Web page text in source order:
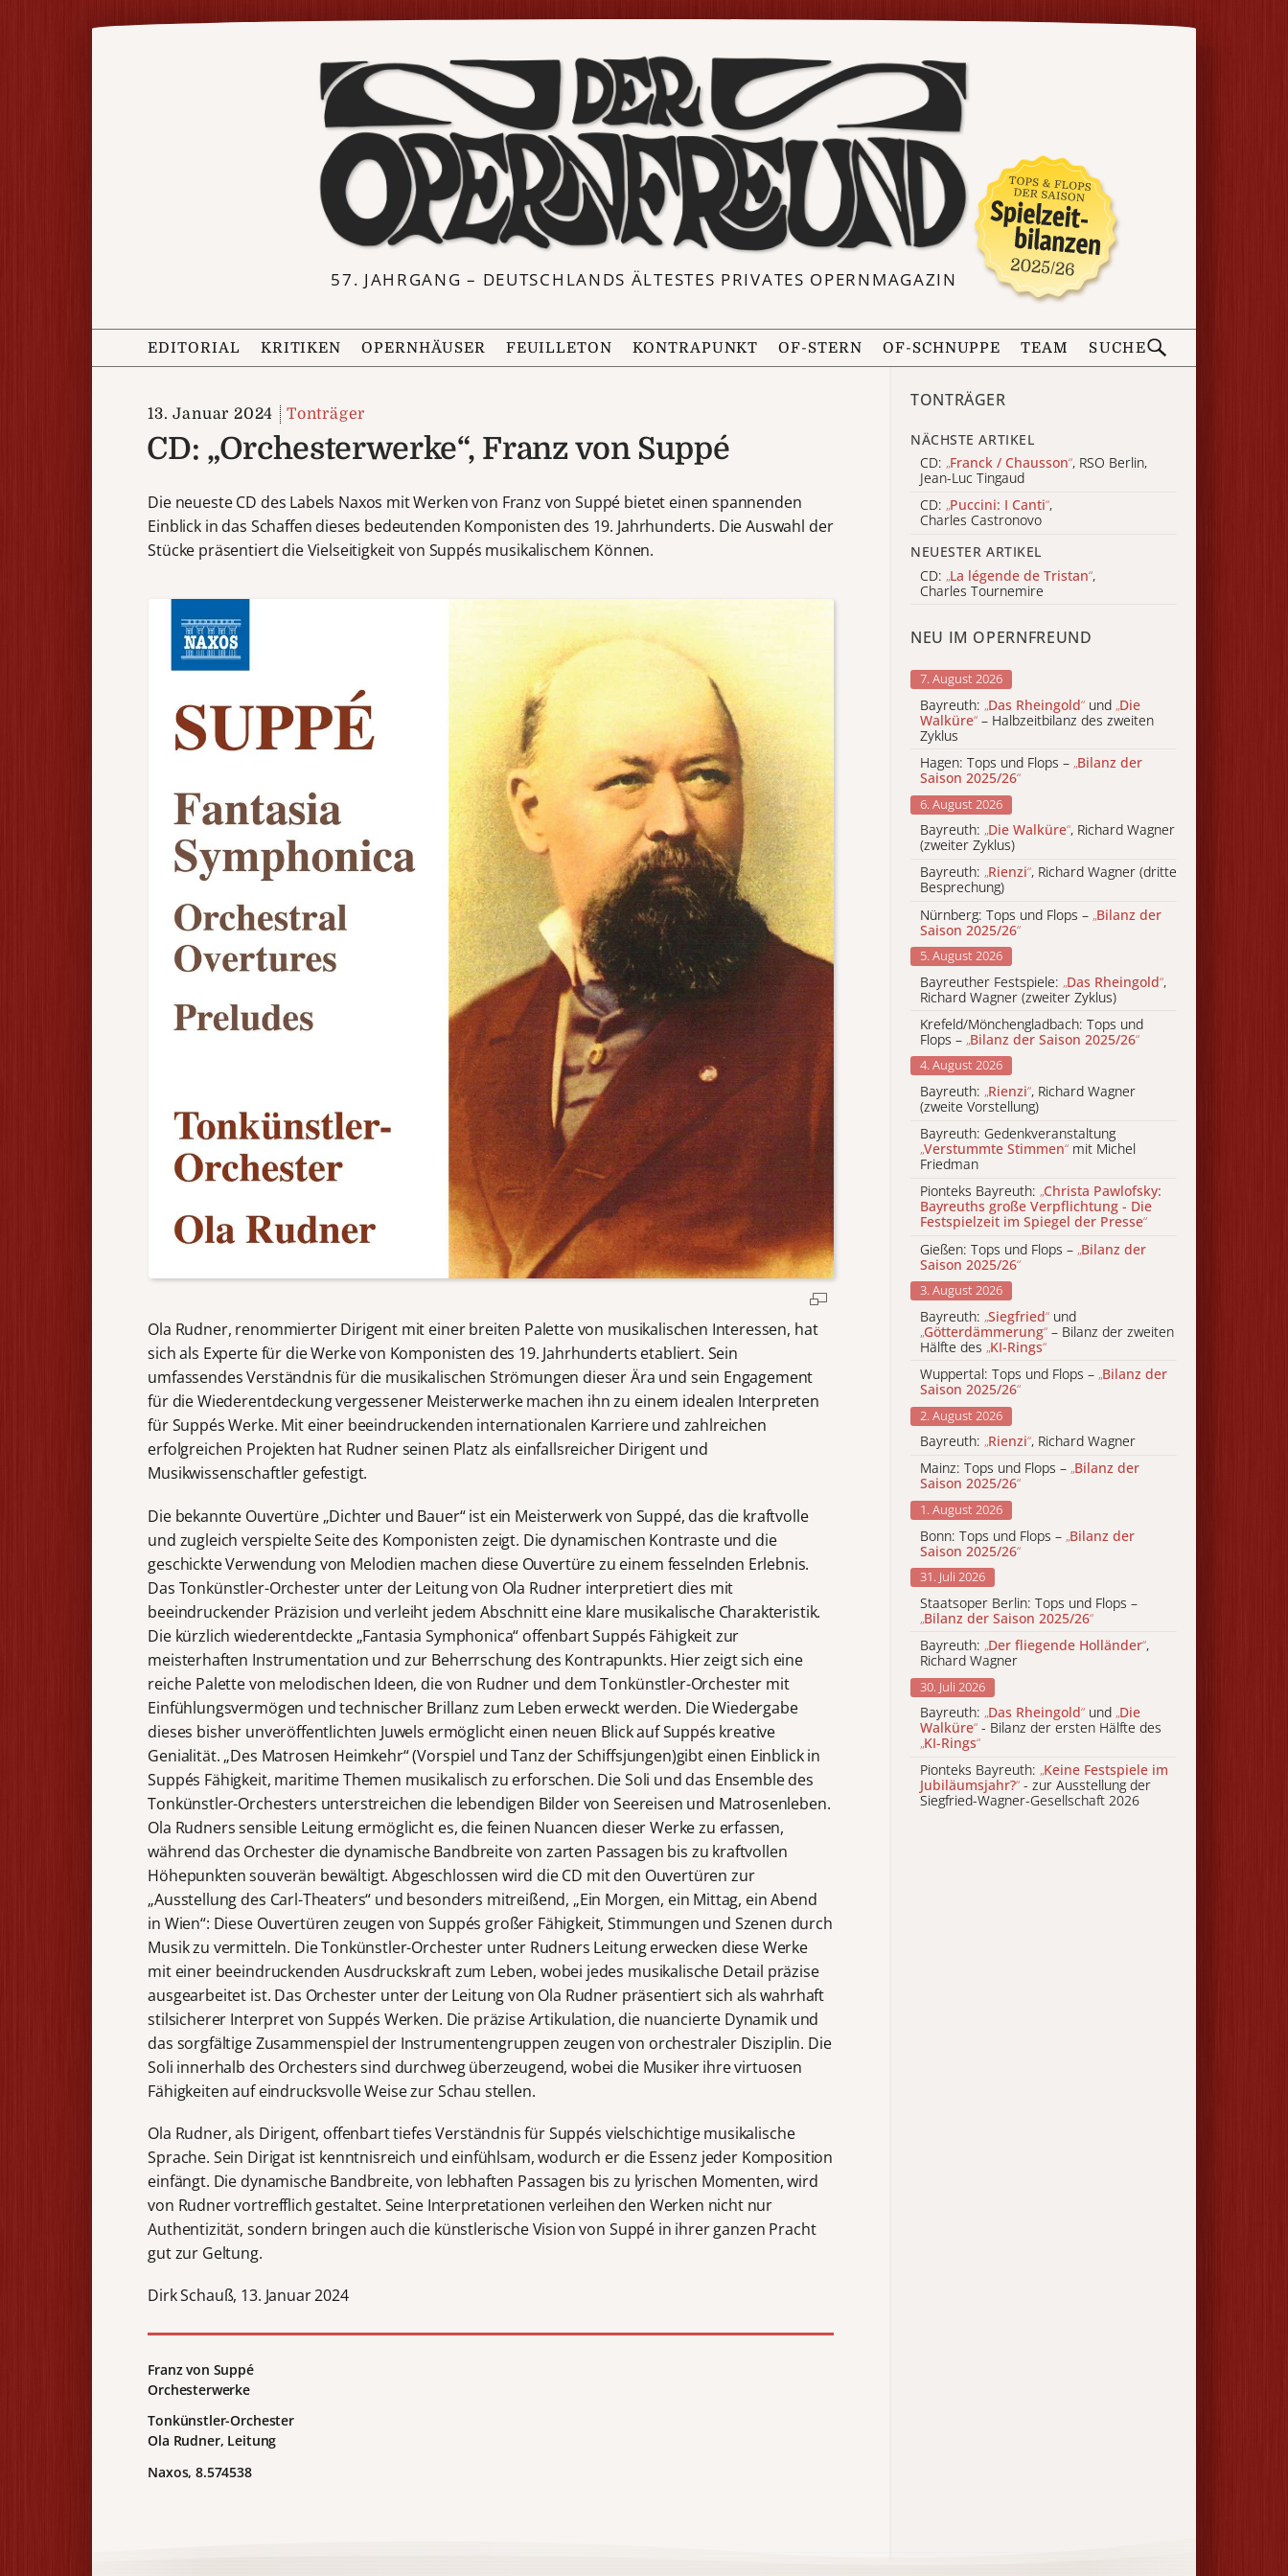
57. JAHRGANG – DEUTSCHLANDS ÄLTESTES PRIVATES OPERNMAGAZIN
EDITORIAL KRITIKEN OPERNHÄUSER FEUILLETON KONTRAPUNKT OF-STERN OF-SCHNUPPE TEAM SUCHE
13. Januar 2024 Tonträger
CD: „Orchesterwerke“, Franz von Suppé
Die neueste CD des Labels Naxos mit Werken von Franz von Suppé bietet einen spannenden
Einblick in das Schaffen dieses bedeutenden Komponisten des 19. Jahrhunderts. Die Auswahl der
Stücke präsentiert die Vielseitigkeit von Suppés musikalischem Können.
Ola Rudner, renommierter Dirigent mit einer breiten Palette von musikalischen Interessen, hat
sich als Experte für die Werke von Komponisten des 19. Jahrhunderts etabliert. Sein
umfassendes Verständnis für die musikalischen Strömungen dieser Ära und sein Engagement
für die Wiederentdeckung vergessener Meisterwerke machen ihn zu einem idealen Interpreten
für Suppés Werke. Mit einer beeindruckenden internationalen Karriere und zahlreichen
erfolgreichen Projekten hat Rudner seinen Platz als einfallsreicher Dirigent und
Musikwissenschaftler gefestigt.
Die bekannte Ouvertüre „Dichter und Bauer“ ist ein Meisterwerk von Suppé, das die kraftvolle
und zugleich verspielte Seite des Komponisten zeigt. Die dynamischen Kontraste und die
geschickte Verwendung von Melodien machen diese Ouvertüre zu einem fesselnden Erlebnis.
Das Tonkünstler-Orchester unter der Leitung von Ola Rudner interpretiert dies mit
beeindruckender Präzision und verleiht jedem Abschnitt eine klare musikalische Charakteristik.
Die kürzlich wiederentdeckte „Fantasia Symphonica“ offenbart Suppés Fähigkeit zur
meisterhaften Instrumentation und zur Beherrschung des Kontrapunkts. Hier zeigt sich eine
reiche Palette von melodischen Ideen, die von Rudner und dem Tonkünstler-Orchester mit
Einfühlungsvermögen und technischer Brillanz zum Leben erweckt werden. Die Wiedergabe
dieses bisher unveröffentlichten Juwels ermöglicht einen neuen Blick auf Suppés kreative
Genialität. „Des Matrosen Heimkehr“ (Vorspiel und Tanz der Schiffsjungen)gibt einen Einblick in
Suppés Fähigkeit, maritime Themen musikalisch zu erforschen. Die Soli und das Ensemble des
Tonkünstler-Orchesters unterstreichen die lebendigen Bilder von Seereisen und Matrosenleben.
Ola Rudners sensible Leitung ermöglicht es, die feinen Nuancen dieser Werke zu erfassen,
während das Orchester die dynamische Bandbreite von zarten Passagen bis zu kraftvollen
Höhepunkten souverän bewältigt. Abgeschlossen wird die CD mit den Ouvertüren zur
„Ausstellung des Carl-Theaters“ und besonders mitreißend, „Ein Morgen, ein Mittag, ein Abend
in Wien“: Diese Ouvertüren zeugen von Suppés großer Fähigkeit, Stimmungen und Szenen durch
Musik zu vermitteln. Die Tonkünstler-Orchester unter Rudners Leitung erwecken diese Werke
mit einer beeindruckenden Ausdruckskraft zum Leben, wobei jedes musikalische Detail präzise
ausgearbeitet ist. Das Orchester unter der Leitung von Ola Rudner präsentiert sich als wahrhaft
stilsicherer Interpret von Suppés Werken. Die präzise Artikulation, die nuancierte Dynamik und
das sorgfältige Zusammenspiel der Instrumentengruppen zeugen von orchestraler Disziplin. Die
Soli innerhalb des Orchesters sind durchweg überzeugend, wobei die Musiker ihre virtuosen
Fähigkeiten auf eindrucksvolle Weise zur Schau stellen.
Ola Rudner, als Dirigent, offenbart tiefes Verständnis für Suppés vielschichtige musikalische
Sprache. Sein Dirigat ist kenntnisreich und einfühlsam, wodurch er die Essenz jeder Komposition
einfängt. Die dynamische Bandbreite, von lebhaften Passagen bis zu lyrischen Momenten, wird
von Rudner vortrefflich gestaltet. Seine Interpretationen verleihen den Werken nicht nur
Authentizität, sondern bringen auch die künstlerische Vision von Suppé in ihrer ganzen Pracht
gut zur Geltung.
Dirk Schauß, 13. Januar 2024
Franz von Suppé
Orchesterwerke
Tonkünstler-Orchester
Ola Rudner, Leitung
Naxos, 8.574538
TONTRÄGER
NÄCHSTE ARTIKEL
CD: „Franck / Chausson“, RSO Berlin,
Jean-Luc Tingaud
CD: „Puccini: I Canti“,
Charles Castronovo
NEUESTER ARTIKEL
CD: „La légende de Tristan“,
Charles Tournemire
NEU IM OPERNFREUND
7. August 2026
Bayreuth: „Das Rheingold“ und „Die
Walküre“ – Halbzeitbilanz des zweiten
Zyklus
Hagen: Tops und Flops – „Bilanz der
Saison 2025/26“
6. August 2026
Bayreuth: „Die Walküre“, Richard Wagner
(zweiter Zyklus)
Bayreuth: „Rienzi“, Richard Wagner (dritte
Besprechung)
Nürnberg: Tops und Flops – „Bilanz der
Saison 2025/26“
5. August 2026
Bayreuther Festspiele: „Das Rheingold“,
Richard Wagner (zweiter Zyklus)
Krefeld/Mönchengladbach: Tops und
Flops – „Bilanz der Saison 2025/26“
4. August 2026
Bayreuth: „Rienzi“, Richard Wagner
(zweite Vorstellung)
Bayreuth: Gedenkveranstaltung
„Verstummte Stimmen“ mit Michel
Friedman
Pionteks Bayreuth: „Christa Pawlofsky:
Bayreuths große Verpflichtung - Die
Festspielzeit im Spiegel der Presse“
Gießen: Tops und Flops – „Bilanz der
Saison 2025/26“
3. August 2026
Bayreuth: „Siegfried“ und
„Götterdämmerung“ – Bilanz der zweiten
Hälfte des „KI-Rings“
Wuppertal: Tops und Flops – „Bilanz der
Saison 2025/26“
2. August 2026
Bayreuth: „Rienzi“, Richard Wagner
Mainz: Tops und Flops – „Bilanz der
Saison 2025/26“
1. August 2026
Bonn: Tops und Flops – „Bilanz der
Saison 2025/26“
31. Juli 2026
Staatsoper Berlin: Tops und Flops –
„Bilanz der Saison 2025/26“
Bayreuth: „Der fliegende Holländer“,
Richard Wagner
30. Juli 2026
Bayreuth: „Das Rheingold“ und „Die
Walküre“ - Bilanz der ersten Hälfte des
„KI-Rings“
Pionteks Bayreuth: „Keine Festspiele im
Jubiläumsjahr?“ - zur Ausstellung der
Siegfried-Wagner-Gesellschaft 2026